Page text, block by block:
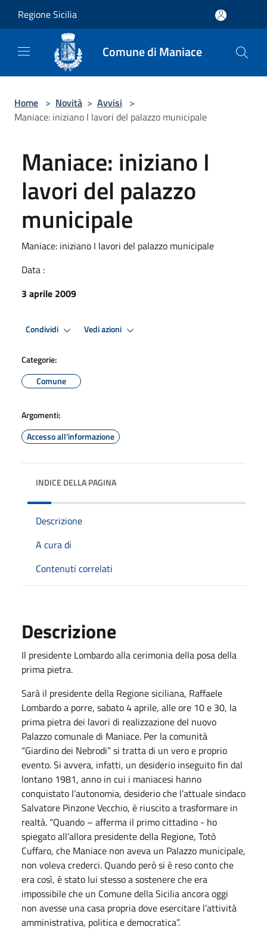
Regione Sicilia
Comune di Maniace
Home > Novità > Avvisi >
Maniace: iniziano I lavori del palazzo municipale
Maniace: iniziano I
lavori del palazzo
municipale
Maniace: iniziano I lavori del palazzo municipale
Data :
3 aprile 2009
Condividi Vedi azioni
Categorie:
Comune
Argomenti:
Accesso all'informazione
INDICE DELLA PAGINA
Descrizione
A cura di
Contenuti correlati
Descrizione
Il presidente Lombardo alla cerimonia della posa della
prima pietra.
Sarà il presidente della Regione siciliana, Raffaele
Lombardo a porre, sabato 4 aprile, alle ore 10 e 30, la
prima pietra dei lavori di realizzazione del nuovo
Palazzo comunale di Maniace. Per la comunità
“Giardino dei Nebrodi” si tratta di un vero e proprio
evento. Si avvera, infatti, un desiderio inseguito fin dal
lontano 1981, anno in cui i maniacesi hanno
conquistato l’autonomia, desiderio che l’attuale sindaco
Salvatore Pinzone Vecchio, è riuscito a trasformare in
realtà. “Quando – afferma il primo cittadino - ho
spiegato all’allora presidente della Regione, Totò
Cuffaro, che Maniace non aveva un Palazzo municipale,
non voleva crederci. Quando però si è reso conto che
era così, è stato lui stesso a sostenere che era
impossibile che un Comune della Sicilia ancora oggi
non avesse una casa propria dove esercitare l’attività
amministrativa, politica e democratica”.